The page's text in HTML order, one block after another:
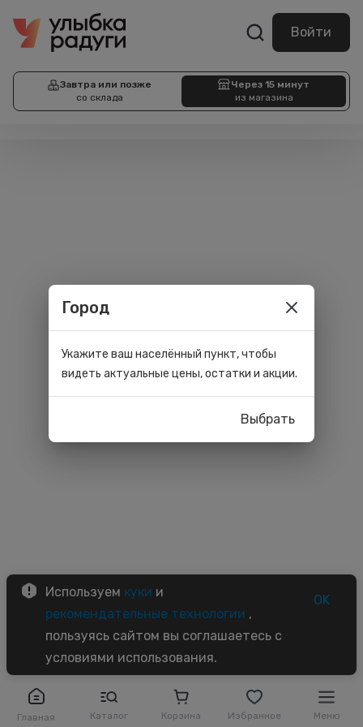
Войти
Завтра или позже
со склада
Через 15 минут
из магазина
Главная Каталог Корзина Избранное Меню
Используем куки и
рекомендательные технологии ,
пользуясь сайтом вы соглашаетесь с
условиями использования.
OK
Город
Укажите ваш населённый пункт, чтобы
видеть актуальные цены, остатки и акции.
Выбрать